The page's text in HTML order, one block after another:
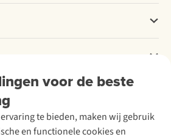
voor de beste
te bieden, maken wij gebruik
en functionele cookies en